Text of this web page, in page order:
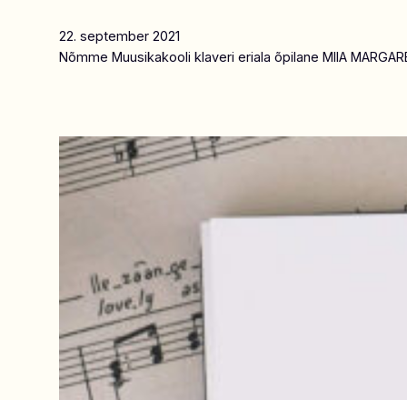
22. september 2021
Nõmme Muusikakooli klaveri eriala õpilane MIIA